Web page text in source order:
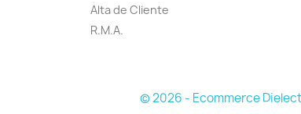
Alta de Cliente
R.M.A.
© 2026 - Ecommerce